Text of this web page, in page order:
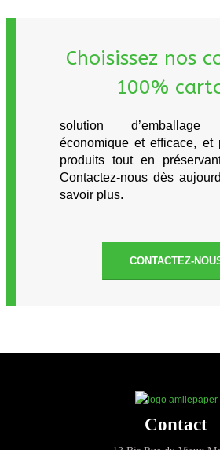
Choisissez nos
100%
solution d’emballage
économique et efficace, et
produits tout en
Contactez-nous dès
savoir plus.
CONTACTEZ-
Contact